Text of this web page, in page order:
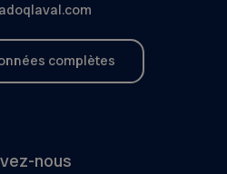
complètes
nous